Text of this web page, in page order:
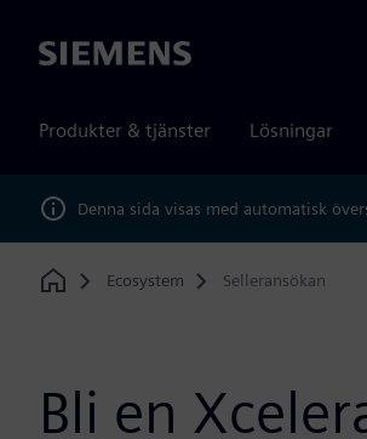
Siemens
Produkter & tjänster Lösningar
Denna sida visas med automatisk
Home
Ecosystem Selleransökan
Bli en